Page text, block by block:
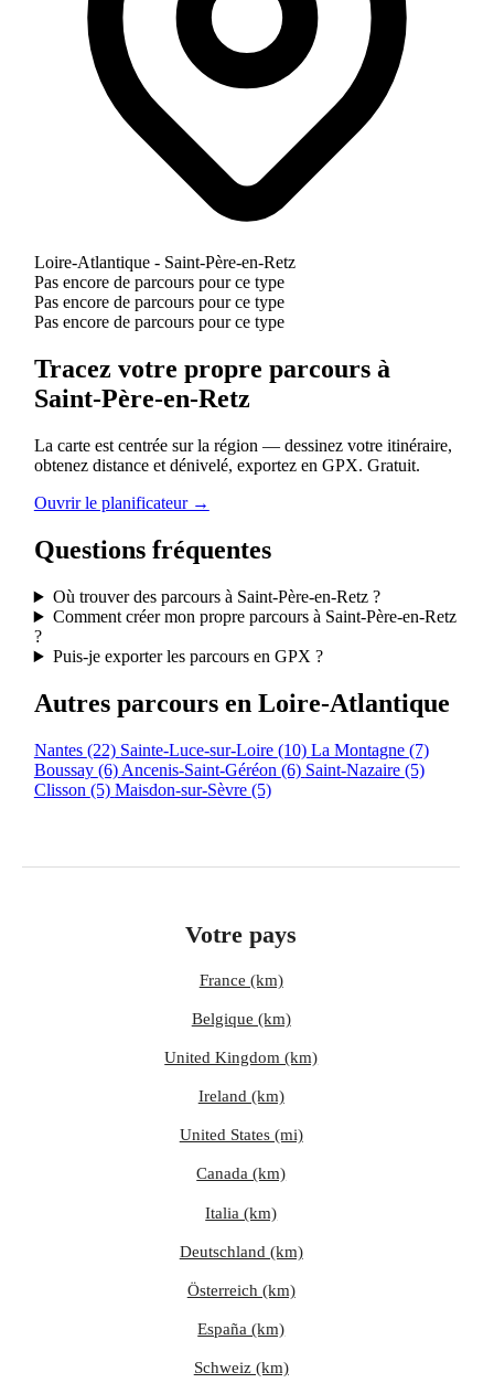
Loire-Atlantique - Saint-Père-en-Retz
Pas encore de parcours pour ce type
Pas encore de parcours pour ce type
Pas encore de parcours pour ce type
Tracez votre propre parcours à
Saint-Père-en-Retz
La carte est centrée sur la région — dessinez votre itinéraire,
obtenez distance et dénivelé, exportez en GPX. Gratuit.
Ouvrir le planificateur →
Questions fréquentes
Où trouver des parcours à Saint-Père-en-Retz ?
Comment créer mon propre parcours à Saint-Père-en-Retz
?
Puis-je exporter les parcours en GPX ?
Autres parcours en Loire-Atlantique
Nantes (22) Sainte-Luce-sur-Loire (10) La Montagne (7)
Boussay (6) Ancenis-Saint-Géréon (6) Saint-Nazaire (5)
Clisson (5) Maisdon-sur-Sèvre (5)
Votre pays
France (km)
Belgique (km)
United Kingdom (km)
Ireland (km)
United States (mi)
Canada (km)
Italia (km)
Deutschland (km)
Österreich (km)
España (km)
Schweiz (km)